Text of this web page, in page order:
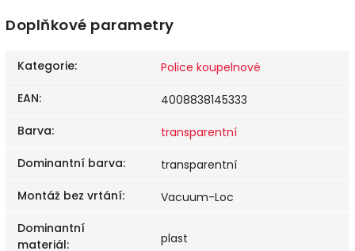
Doplňkové parametry
Kategorie:
Police koupelnové
EAN:
4008838145333
Barva:
transparentní
Dominantní barva:
transparentní
Montáž bez vrtání:
Vacuum-Loc
Dominantní
materiál: plast